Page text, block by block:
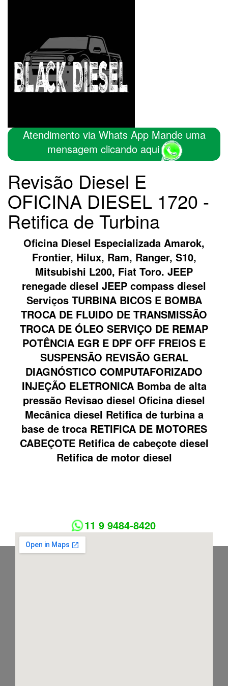
Atendimento via Whats App Mande uma
mensagem clicando aqui
Revisão Diesel E
OFICINA DIESEL 1720 -
Retifica de Turbina
Oficina Diesel Especializada Amarok,
Frontier, Hilux, Ram, Ranger, S10,
Mitsubishi L200, Fiat Toro. JEEP
renegade diesel JEEP compass diesel
Serviços TURBINA BICOS E BOMBA
TROCA DE FLUIDO DE TRANSMISSÃO
TROCA DE ÓLEO SERVIÇO DE REMAP
POTÊNCIA EGR E DPF OFF FREIOS E
SUSPENSÃO REVISÃO GERAL
DIAGNÓSTICO COMPUTAFORIZADO
INJEÇÃO ELETRONICA Bomba de alta
pressão Revisao diesel Oficina diesel
Mecânica diesel Retifica de turbina a
base de troca RETIFICA DE MOTORES
CABEÇOTE Retifica de cabeçote diesel
Retifica de motor diesel
11 9 9484-8420